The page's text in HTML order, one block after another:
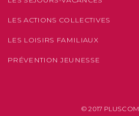
LES ACTIONS COLLECTIVES
LES LOISIRS FAMILIAUX
PRÉVENTION JEUNESSE
© 2017 PLUSCOM